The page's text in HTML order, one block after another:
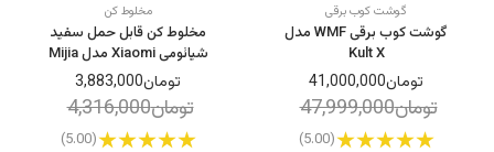
گوشت کوب برقی
گوشت کوب برقی WMF مدل
Kult X
تومان41,000,000
تومان47,999,000
(5.00)
مخلوط کن
مخلوط کن قابل حمل سفید
شیائومی Xiaomi مدل Mijia
Portable Juicer Cup 2
تومان3,883,000
تومان4,316,000
(5.00)